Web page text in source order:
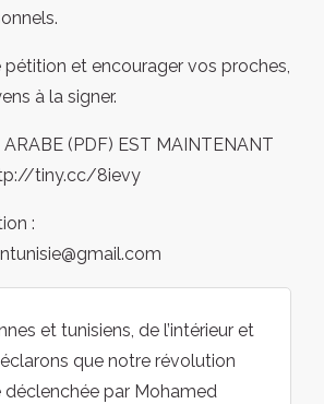
pétition et encourager vos proches,
à la signer.
ARABE (PDF) EST MAINTENANT
tiny.cc/8ievy
:
et tunisiens, de l’intérieur et
que notre révolution
déclenchée par Mohamed